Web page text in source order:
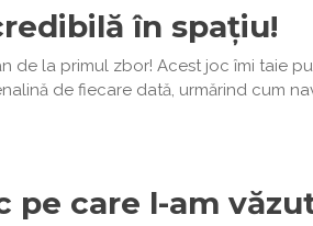
în spațiu!
de la primul zbor! Acest joc îmi taie
de fiecare dată, urmărind cum
pe care l-am